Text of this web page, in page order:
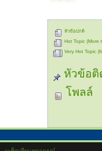
หัวข้อปกติ
Hot Topic (More
Very Hot Topic
หัวข้อ
โพลล์